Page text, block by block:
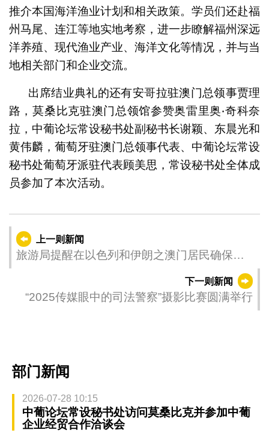
推介本国海洋渔业计划和相关政策。学员们还赴福
州马尾、连江等地实地考察，进一步瞭解福州深远
洋养殖、现代渔业产业、海洋文化等情况，并与当
地相关部门和企业交流。
出席结业典礼的还有安哥拉驻澳门总领事贾理
路，莫桑比克驻澳门总领馆参赞奥雷里奥‧奇科奈
拉，中葡论坛常设秘书处副秘书长谢颖、东晨光和
黄伟麟，葡萄牙驻澳门总领事代表、中葡论坛常设
秘书处葡萄牙派驻代表顾美思，常设秘书处全体成
员参加了本次活动。
上一则新闻
旅游局提醒在以色列和伊朗之澳门居民确保自
下一则新闻
“2025传媒眼中的司法警察”摄影比赛圆满举行
部门新闻
2026-07-28 10:15
中葡论坛常设秘书处访问莫桑比克并参加中葡
企业经贸合作洽谈会